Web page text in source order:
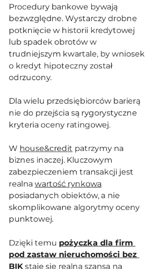
Procedury bankowe bywają
bezwzględne. Wystarczy drobne
potknięcie w historii kredytowej
lub spadek obrotów w
trudniejszym kwartale, by wniosek
o kredyt hipoteczny został
odrzucony.
Dla wielu przedsiębiorców barierą
nie do przejścia są rygorystyczne
kryteria oceny ratingowej.
W house&credit patrzymy na
biznes inaczej. Kluczowym
zabezpieczeniem transakcji jest
realna wartość rynkowa
posiadanych obiektów, a nie
skomplikowane algorytmy oceny
punktowej.
Dzięki temu pożyczka dla firm
pod zastaw nieruchomości bez
BIK staje się realną szansą na